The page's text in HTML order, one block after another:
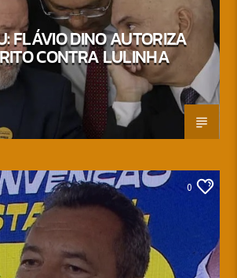
FLÁVIO DINO AUTORIZA
CONTRA LULINHA
0